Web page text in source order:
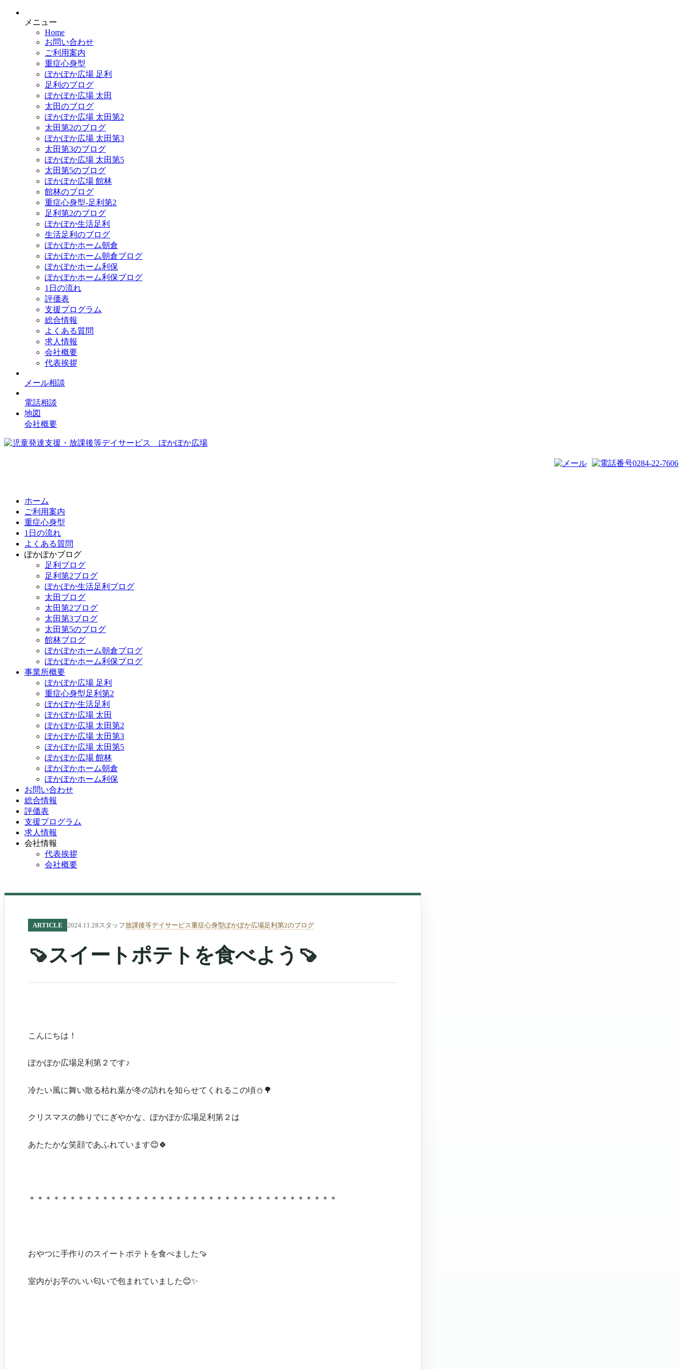
メニュー
Home
お問い合わせ
ご利用案内
重症心身型
ぽかぽか広場 足利
足利のブログ
ぽかぽか広場 太田
太田のブログ
ぽかぽか広場 太田第2
太田第2のブログ
ぽかぽか広場 太田第3
太田第3のブログ
ぽかぽか広場 太田第5
太田第5のブログ
ぽかぽか広場 館林
館林のブログ
重症心身型-足利第2
足利第2のブログ
ぽかぽか生活足利
生活足利のブログ
ぽかぽかホーム朝倉
ぽかぽかホーム朝倉ブログ
ぽかぽかホーム利保
ぽかぽかホーム利保ブログ
1日の流れ
評価表
支援プログラム
総合情報
よくある質問
求人情報
会社概要
代表挨拶
メール相談
電話相談
地図
会社概要
ホーム
ご利用案内
重症心身型
1日の流れ
よくある質問
ぽかぽかブログ
足利ブログ
足利第2ブログ
ぽかぽか生活足利ブログ
太田ブログ
太田第2ブログ
太田第3ブログ
太田第5のブログ
館林ブログ
ぽかぽかホーム朝倉ブログ
ぽかぽかホーム利保ブログ
事業所概要
ぽかぽか広場 足利
重症心身型足利第2
ぽかぽか生活足利
ぽかぽか広場 太田
ぽかぽか広場 太田第2
ぽかぽか広場 太田第3
ぽかぽか広場 太田第5
ぽかぽか広場 館林
ぽかぽかホーム朝倉
ぽかぽかホーム利保
お問い合わせ
総合情報
評価表
支援プログラム
求人情報
会社情報
代表挨拶
会社概要
ARTICLE 2024.11.28スタッフ放課後等デイサービス重症心身型ぽかぽか広場足利第2のブログ
🍠スイートポテトを食べよう🍠
こんにちは！
ぽかぽか広場足利第２です♪
冷たい風に舞い散る枯れ葉が冬の訪れを知らせてくれるこの頃⛄🌳
クリスマスの飾りでにぎやかな、ぽかぽか広場足利第２は
あたたかな笑顔であふれています😊🍀
＊＊＊＊＊＊＊＊＊＊＊＊＊＊＊＊＊＊＊＊＊＊＊＊＊＊＊＊＊＊＊＊＊＊＊＊＊＊
おやつに手作りのスイートポテトを食べました🍠
室内がお芋のいい匂いで包まれていました😊✨